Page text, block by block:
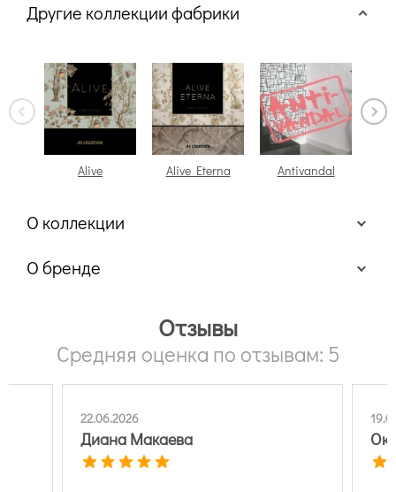
Другие коллекции фабрики
Alive Alive Eterna Antivandal
О коллекции
О бренде
Отзывы
Средняя оценка по отзывам: 5
22.06.2026
Диана Макаева